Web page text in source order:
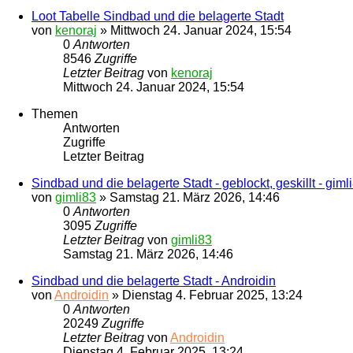
Loot Tabelle Sindbad und die belagerte Stadt
von kenoraj » Mittwoch 24. Januar 2024, 15:54
0Antworten
8546Zugriffe
Letzter Beitrag von kenoraj
Mittwoch 24. Januar 2024, 15:54
Themen
Antworten
Zugriffe
Letzter Beitrag
Sindbad und die belagerte Stadt - geblockt, geskillt -
von gimli83 » Samstag 21. März 2026, 14:46
0Antworten
3095Zugriffe
Letzter Beitrag von gimli83
Samstag 21. März 2026, 14:46
Sindbad und die belagerte Stadt - Androidin
von Androidin » Dienstag 4. Februar 2025, 13:24
0Antworten
20249Zugriffe
Letzter Beitrag von Androidin